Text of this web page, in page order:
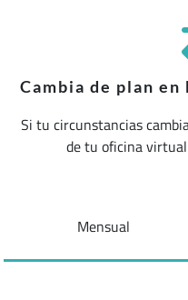
Cambia de plan en
Si tu circunstancias
de tu oficina
Mensual